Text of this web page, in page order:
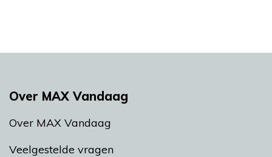
Over MAX Vandaag
Over MAX Vandaag
Veelgestelde vragen